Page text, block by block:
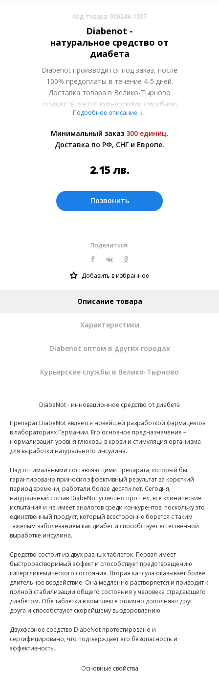
Код товара: 000244-1587
Diabenot -
натуральное средство от
диабета
Diabenot производится под заказ, после
100% предоплаты в течение 4-5 дней.
Доставка товара в Велико-Тырново
осуществляется курьерскими службами
или самовывозом со склада в Москве.
менеджером.
Оплата производится в рублях. Цены на
08.08.2026. Текущий курс 10 руб.=
Подробное описание
Минимальный заказ 300 единиц.
Доставка по РФ, СНГ и Европе.
2.15 лв.
Позвонить
Поделиться:
Добавить в избранное
Описание товара
Характеристики
Diabenot оптом в других городах
Курьерские службы в Велико-Тырново
DiabeNot - инновационное средство от диабета
Препарат DiabeNot является новейшей разработкой фармацевтов
в лабораториях Германии. Его основное предназначение –
нормализация уровня глюкозы в крови и стимуляция организма
для выработки натурального инсулина.
Над оптимальными составляющими препарата, который бы
гарантировано приносил эффективный результат за короткий
период времени, работали более десяти лет. Сегодня,
натуральный состав DiabeNot успешно прошел, все клинические
испытания и не имеет аналогов среди конкурентов, поскольку это
единственный продукт, который всесторонне борется с таким
тяжелым заболеванием как диабет и способствует естественной
выработке инсулина.
Средство состоит из двух разных таблеток. Первая имеет
быстрорастворимый эффект и способствует предотвращению
гипергликемического состояния. Вторая капсула оказывает более
длительное воздействие. Она медленно растворяется и приводит к
полной стабилизации общего состояния у человека страдающего
диабетом. Обе таблетки в комплексе отлично дополняют друг
друга и способствуют скорейшему выздоровлению.
Двухфазное средство DiabeNot протестировано и
сертифицировано, что подтверждает его безопасность и
эффективность.
Основные свойства